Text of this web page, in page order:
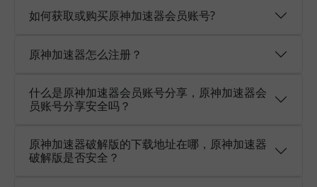
如何获取或购买原神加速器会员账号?
原神加速器怎么注册？
什么是原神加速器会员账号分享，原神加速器会
员账号分享安全吗？
原神加速器破解版的下载地址在哪，原神加速器
破解版是否安全？